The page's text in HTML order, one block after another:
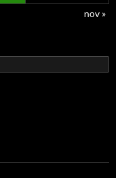
nov »